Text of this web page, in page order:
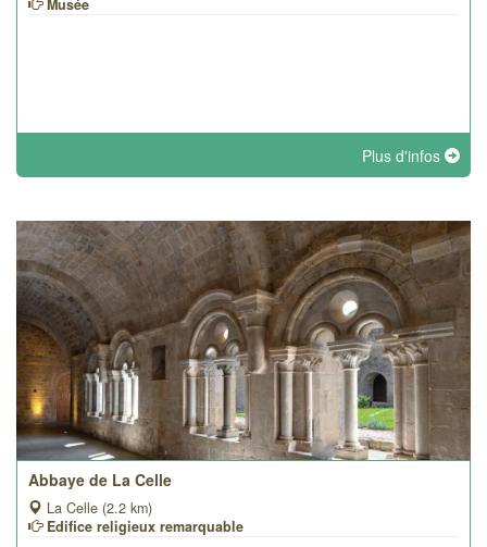
Musée
Plus d'infos
Abbaye de La Celle
La Celle (2.2 km)
Edifice religieux remarquable